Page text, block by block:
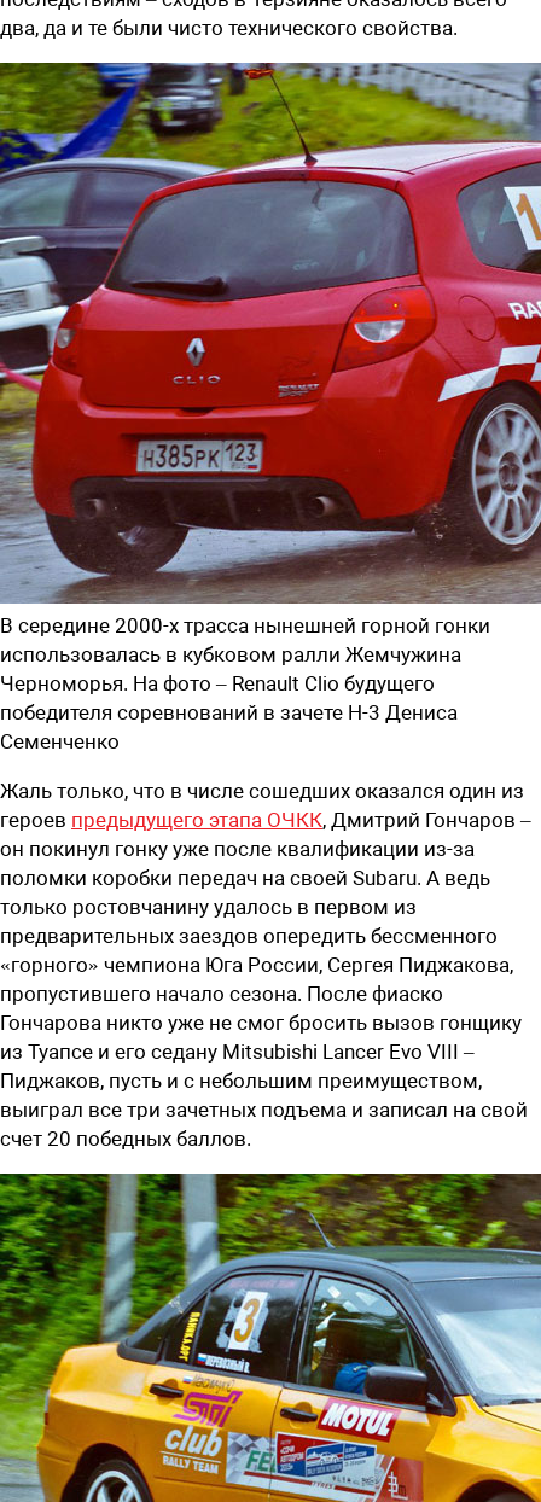
два, да и те были чисто технического свойства.
В середине 2000-х трасса нынешней горной гонки
использовалась в кубковом ралли Жемчужина
Черноморья. На фото – Renault Clio будущего
победителя соревнований в зачете Н-3 Дениса
Семенченко
Жаль только, что в числе сошедших оказался один из
героев предыдущего этапа ОЧКК, Дмитрий Гончаров –
он покинул гонку уже после квалификации из-за
поломки коробки передач на своей Subaru. А ведь
только ростовчанину удалось в первом из
предварительных заездов опередить бессменного
«горного» чемпиона Юга России, Сергея Пиджакова,
пропустившего начало сезона. После фиаско
Гончарова никто уже не смог бросить вызов гонщику
из Туапсе и его седану Mitsubishi Lancer Evo VIII –
Пиджаков, пусть и с небольшим преимуществом,
выиграл все три зачетных подъема и записал на свой
счет 20 победных баллов.